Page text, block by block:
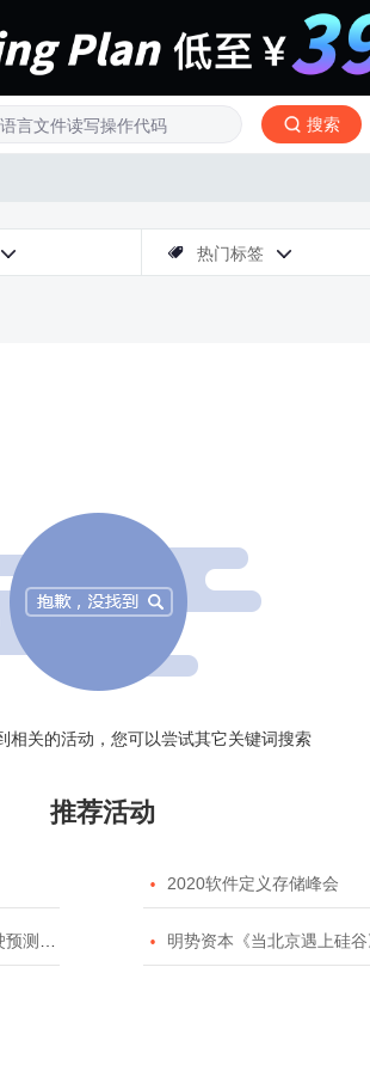
搜索
  热门标签 
相关的活动，您可以尝试其它关键词搜索
推荐活动
 2020软件定义存储峰会
战赛  明势资本《当北京遇上硅谷》系列